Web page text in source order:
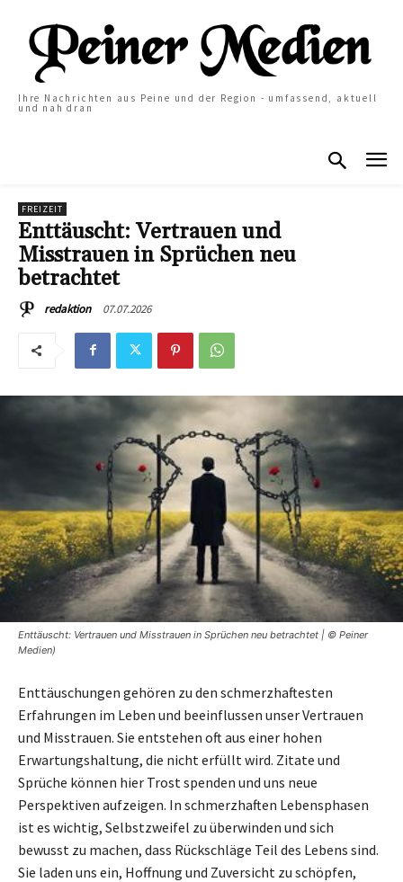
Ihre Nachrichten aus Peine und der Region - umfassend, aktuell
und nah dran
FREIZEIT
Enttäuscht: Vertrauen und
Misstrauen in Sprüchen neu
betrachtet
redaktion 07.07.2026
Enttäuscht: Vertrauen und Misstrauen in Sprüchen neu betrachtet | © Peiner
Medien)
Enttäuschungen gehören zu den schmerzhaftesten
Erfahrungen im Leben und beeinflussen unser Vertrauen
und Misstrauen. Sie entstehen oft aus einer hohen
Erwartungshaltung, die nicht erfüllt wird. Zitate und
Sprüche können hier Trost spenden und uns neue
Perspektiven aufzeigen. In schmerzhaften Lebensphasen
ist es wichtig, Selbstzweifel zu überwinden und sich
bewusst zu machen, dass Rückschläge Teil des Lebens sind.
Sie laden uns ein, Hoffnung und Zuversicht zu schöpfen,